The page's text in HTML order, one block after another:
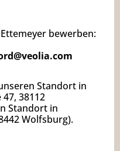
bewerben:
Standort in
38112
Standort in
Wolfsburg).